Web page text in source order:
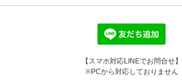
【スマホ対応LINEでお問合せ】
※PCから対応しておりません